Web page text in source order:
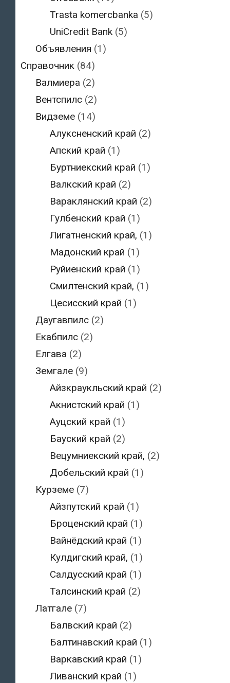
Trasta komercbanka (5)
UniCredit Bank (5)
Объявления (1)
Справочник (84)
Валмиера (2)
Вентспилс(2)
Видземе(14)
Алуксненский край (2)
Апский край (1)
Буртниекский край (1)
Валкский край (2)
Вараклянский край (2)
Гулбенский край (1)
Лигатненский край, (1)
Мадонский край (1)
Руйиенский край (1)
Смилтенский край, (1)
Цесисский край (1)
Даугавпилс(2)
Екабпилс(2)
Елгава (2)
Земгале(9)
Айзкраукльский край (2)
Акнистский край (1)
Ауцский край (1)
Бауский край (2)
Вецумниекский край, (2)
Добельский край (1)
Курземе(7)
Айзпутский край (1)
Броценский край (1)
Вайнёдский край (1)
Кулдигский край, (1)
Салдусский край (1)
Талсинский край (2)
Латгале(7)
Балвский край (2)
Балтинавский край (1)
Варкавский край (1)
Ливанский край (1)